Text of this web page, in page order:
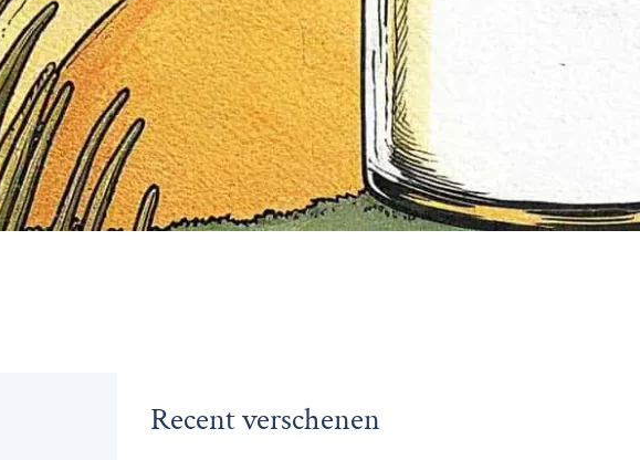
Recent verschenen